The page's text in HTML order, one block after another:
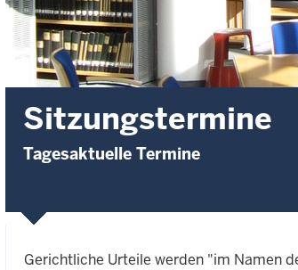
Sitzungstermine
Tagesaktuelle Termine
Gerichtliche Urteile werden "im Namen